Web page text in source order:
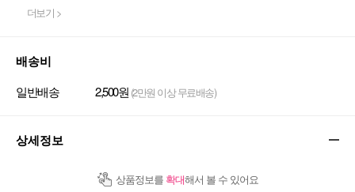
더보기 >
배송비
일반배송 2,500원 (2만원 이상 무료배송)
상세정보
상품정보를 확대해서 볼 수 있어요